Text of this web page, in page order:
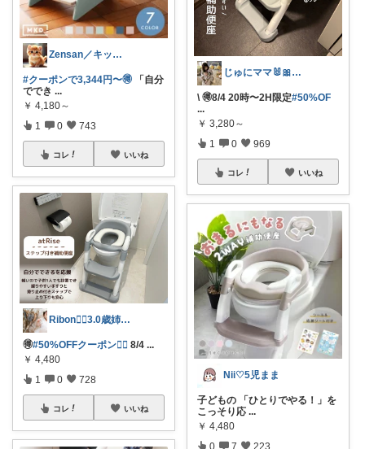
Zensan／キッズ☆ベビーROOM
#クーポンで3,344円〜🉐 「自分
ででき ...
￥ 4,180～
1 0 743
コレ いいね
Ribon❁⃘3.0歳姉妹ﾏﾏ👧🏻♡
🉐#50%OFFクーポン❤️‍🔥 8/4 ...
￥ 4,480
1 0 728
コレ いいね
じゅにママ🐰🎀2yboyワーママ
\ 🉐8/4 20時〜2H限定#50%OF
...
￥ 3,280～
1 0 969
コレ いいね
Nii♡5児まま
子どもの 「ひとりでやる！」を
こっそり応 ...
￥ 4,480
0 7 223